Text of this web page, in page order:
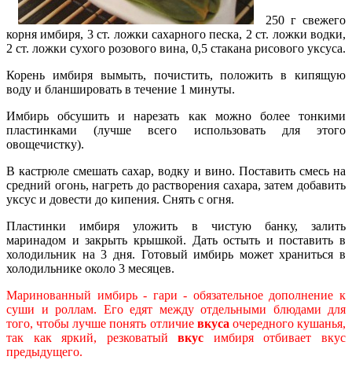
250 г свежего
корня имбиря, 3 ст. ложки сахарного песка, 2 ст. ложки водки,
2 ст. ложки сухого розового вина, 0,5 стакана рисового уксуса.
Корень имбиря вымыть, почистить, положить в кипящую
воду и бланшировать в течение 1 минуты.
Имбирь обсушить и нарезать как можноболее тонкими
пластинками (лучше всего использовать для этого
овощечистку).
В кастрюле смешать сахар, водку и вино. Поставить смесь на
средний огонь, нагреть до растворения сахара, затем добавить
уксус и довести до кипения. Снять с огня.
Пластинки имбиря уложить в чистую банку, залить
маринадом и закрыть крышкой. Дать остыть и поставить в
холодильник на 3 дня. Готовый имбирь может храниться в
холодильнике около 3 месяцев.
Маринованный имбирь - гари - обязательное дополнение к
суши и роллам. Его едят между отдельными блюдами для
того, чтобы лучше понять отличие вкусаочередного кушанья,
так как яркий, резковатыйвкус имбиря отбивает вкус
предыдущего.